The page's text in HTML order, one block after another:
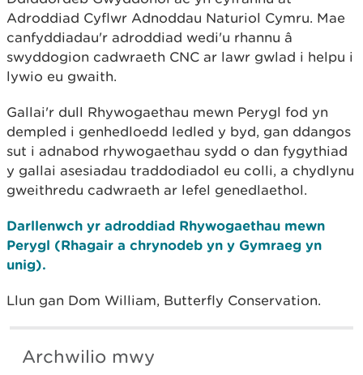
Adroddiad Cyflwr Adnoddau Naturiol Cymru. Mae
canfyddiadau'r adroddiad wedi'u rhannu â
swyddogion cadwraeth CNC ar lawr gwlad i helpu i
lywio eu gwaith.
Gallai'r dull Rhywogaethau mewn Perygl fod yn
dempled i genhedloedd ledled y byd, gan ddangos
sut i adnabod rhywogaethau sydd o dan fygythiad
y gallai asesiadau traddodiadol eu colli, a chydlynu
gweithredu cadwraeth ar lefel genedlaethol.
Darllenwch yr adroddiad Rhywogaethau mewn
Perygl (Rhagair a chrynodeb yn y Gymraeg yn
unig).
Llun gan Dom William, Butterfly Conservation.
Archwilio mwy